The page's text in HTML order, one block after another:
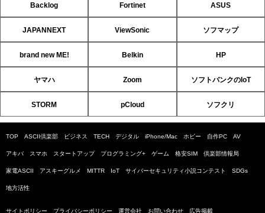
Backlog Fortinet ASUS
JAPANNEXT ViewSonic ソフマップ
brand new ME! Belkin HP
ヤマハ Zoom ソフトバンクのIoT
STORM pCloud ソフクリ
TOP ASCII倶楽部 ビジネス TECH デジタル iPhone/Mac ホビー 自作PC AV
アキバ スマホ スタートアップ プログラミング+ ゲーム 格安SIM 倶楽部情報局
家電ASCII アスキーグルメ MITTR IoT サイバーセキュリティ小説コンテスト SDGs
地方活性
サイトポリシー プライバシーポリシー 運営会社 お問い合わせ 広告掲載